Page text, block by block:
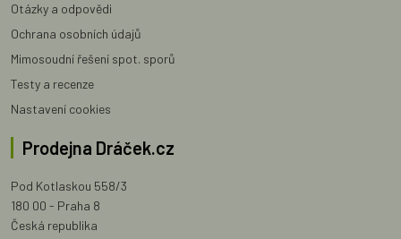
Otázky a odpovědi
Ochrana osobních údajů
Mimosoudní řešení spot. sporů
Testy a recenze
Nastavení cookies
Prodejna Dráček.cz
Pod Kotlaskou 558/3
180 00 - Praha 8
Česká republika